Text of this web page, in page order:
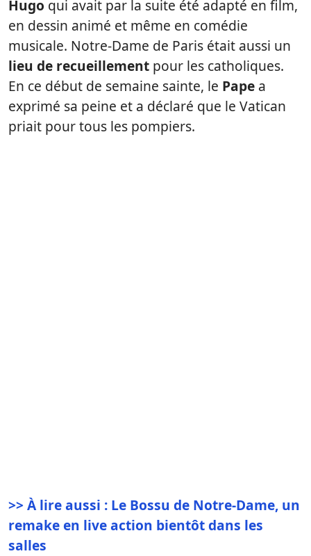
Hugo qui avait par la suite été adapté en film,
en dessin animé et même en comédie
musicale. Notre-Dame de Paris était aussi un
lieu de recueillement pour les catholiques.
En ce début de semaine sainte, le Pape a
exprimé sa peine et a déclaré que le Vatican
priait pour tous les pompiers.
>> À lire aussi : Le Bossu de Notre-Dame, un
remake en live action bientôt dans les
salles